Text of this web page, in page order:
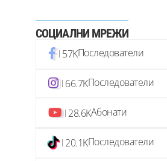
СОЦИАЛНИ МРЕЖИ
57KПоследователи
66.7KПоследователи
28.6KАбонати
20.1KПоследователи